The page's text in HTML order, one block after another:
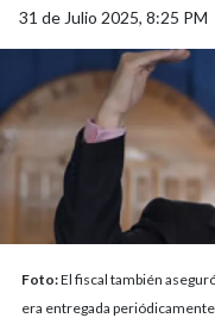
31 de Julio 2025, 8:25 PM
Foto:El fiscal también
era entregada